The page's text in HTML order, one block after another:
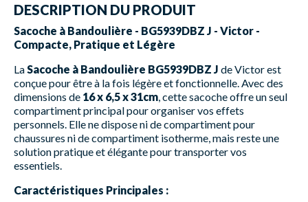
DESCRIPTION DU PRODUIT
Sacoche à Bandoulière - BG5939DBZ J - Victor -
Compacte, Pratique et Légère
La Sacoche à Bandoulière BG5939DBZ J de Victor est
conçue pour être à la fois légère et fonctionnelle. Avec des
dimensions de 16 x 6,5 x 31cm , cette sacoche offre un seul
compartiment principal pour organiser vos effets
personnels. Elle ne dispose ni de compartiment pour
chaussures ni de compartiment isotherme, mais reste une
solution pratique et élégante pour transporter vos
essentiels.
Caractéristiques Principales :